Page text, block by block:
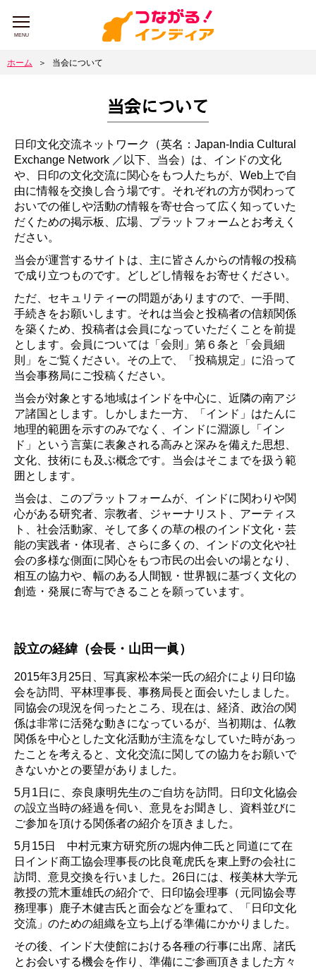
MENU
ホーム ＞ 当会について
当会について
日印文化交流ネットワーク（英名：Japan-India Cultural
Exchange Network ／以下、当会）は、インドの文化
や、日印の文化交流に関心をもつ人たちが、Web上で自
由に情報を交換し合う場です。それぞれの方が関わって
おいでの催しや活動の情報を寄せ合って広く知っていた
だくための掲示板、広場、プラットフォームとお考えく
ださい。
当会が運営するサイトは、主に皆さんからの情報の投稿
で成り立つものです。どしどし情報をお寄せください。
ただ、セキュリティーの問題がありますので、一手間、
手続きをお願いします。それは当会と投稿者の信頼関係
を築くため、投稿者は会員になっていただくことを前提
とします。会員については「会則」第６条と「会員細
則」をご覧ください。その上で、「投稿規定」に沿って
当会事務局にご投稿ください。
当会が対象とする地域はインドを中心に、近隣の南アジ
ア諸国とします。しかしまた一方、「インド」はたんに
地理的範囲を示すのみでなく、インドに淵源し「イン
ド」という言葉に表象される高みと深みを備えた思想、
文化、技術にも及ぶ概念です。当会はそこまでを扱う範
囲とします。
当会は、このプラットフォームが、インドに関わりや関
心がある研究者、宗教者、ジャーナリスト、アーティス
ト、社会活動家、そして多くの草の根のインド文化・芸
能の実践者・体現者、さらに多くの、インドの文化や社
会の多様な側面に関心をもつ市民の出会いの場となり、
相互の協力や、幅のある人間観・世界観に基づく文化の
創造・発展に寄与できることを願っています。
設立の経緯（会長・山田一眞）
2015年3月25日、写真家松本栄一氏の紹介により日印協
会を訪問、平林理事長、事務局長と面会いたしました。
同協会の現況を伺ったところ、現在は、経済、政治の関
係は非常に活発な動きになっているが、当初期は、仏教
関係を中心とした文化活動が主流をなしていた時があっ
たことを考えると、文化交流に関しての協力をお願いで
きないかとの要望がありました。
5月1日に、奈良康明先生のご自坊を訪問。日印文化協会
の設立当時の経過を伺い、意見をお聞きし、資料並びに
ご参加を頂ける関係者の紹介を頂きました。
5月15日 中村元東方研究所の堀内伸二氏と同道にて在
日インド商工協会理事長の比良竜虎氏を東上野の会社に
訪問、意見交換を行いました。26日には、桜美林大学元
教授の荒木重雄氏の紹介で、日印協会理事（元同協会専
務理事）鹿子木健吉氏と面会などを重ねて、「日印文化
交流」のための組織を立ち上げる準備にかかりました。
その後、インド大使館における各種の行事に出席、諸氏
とお会いする機会を作り、準備にご参画頂きました方々